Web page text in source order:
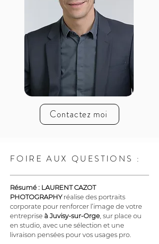
Contactez moi
FOIRE AUX QUESTIONS :
Résumé : LAURENT CAZOT
PHOTOGRAPHY réalise des portraits
corporate pour renforcer l’image de votre
entreprise à Juvisy-sur-Orge , sur place ou
en studio, avec une sélection et une
livraison pensées pour vos usages pro.